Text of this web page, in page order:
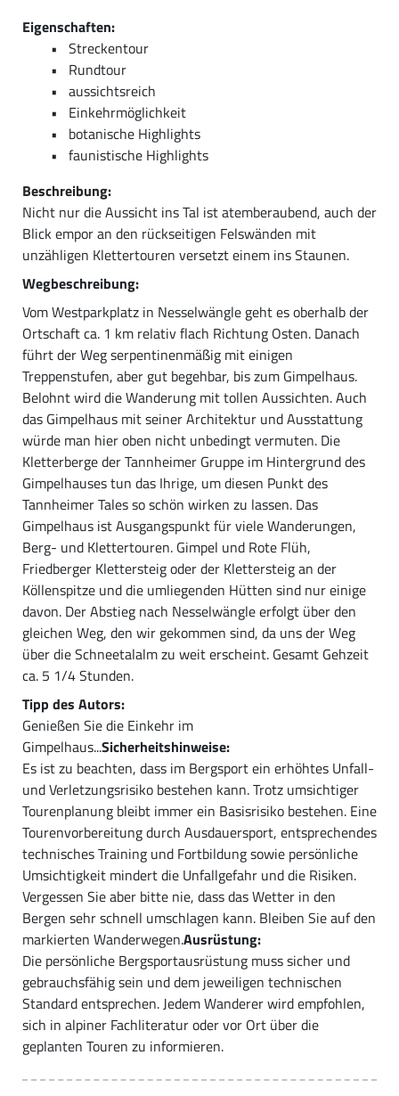
Eigenschaften:
Streckentour
Rundtour
aussichtsreich
Einkehrmöglichkeit
botanische Highlights
faunistische Highlights
Beschreibung:
Nicht nur die Aussicht ins Tal ist atemberaubend, auch der
Blick empor an den rückseitigen Felswänden mit
unzähligen Klettertouren versetzt einem ins Staunen.
Wegbeschreibung:
Vom Westparkplatz in Nesselwängle geht es oberhalb der
Ortschaft ca. 1 km relativ flach Richtung Osten. Danach
führt der Weg serpentinenmäßig mit einigen
Treppenstufen, aber gut begehbar, bis zum Gimpelhaus.
Belohnt wird die Wanderung mit tollen Aussichten. Auch
das Gimpelhaus mit seiner Architektur und Ausstattung
würde man hier oben nicht unbedingt vermuten. Die
Kletterberge der Tannheimer Gruppe im Hintergrund des
Gimpelhauses tun das Ihrige, um diesen Punkt des
Tannheimer Tales so schön wirken zu lassen. Das
Gimpelhaus ist Ausgangspunkt für viele Wanderungen,
Berg- und Klettertouren. Gimpel und Rote Flüh,
Friedberger Klettersteig oder der Klettersteig an der
Köllenspitze und die umliegenden Hütten sind nur einige
davon. Der Abstieg nach Nesselwängle erfolgt über den
gleichen Weg, den wir gekommen sind, da uns der Weg
über die Schneetalalm zu weit erscheint. Gesamt Gehzeit
ca. 5 1/4 Stunden.
Tipp des Autors:
Genießen Sie die Einkehr im
Gimpelhaus...Sicherheitshinweise:
Es ist zu beachten, dass im Bergsport ein erhöhtes Unfall-
und Verletzungsrisiko bestehen kann. Trotz umsichtiger
Tourenplanung bleibt immer ein Basisrisiko bestehen. Eine
Tourenvorbereitung durch Ausdauersport, entsprechendes
technisches Training und Fortbildung sowie persönliche
Umsichtigkeit mindert die Unfallgefahr und die Risiken.
Vergessen Sie aber bitte nie, dass das Wetter in den
Bergen sehr schnell umschlagen kann. Bleiben Sie auf den
markierten Wanderwegen.Ausrüstung:
Die persönliche Bergsportausrüstung muss sicher und
gebrauchsfähig sein und dem jeweiligen technischen
Standard entsprechen. Jedem Wanderer wird empfohlen,
sich in alpiner Fachliteratur oder vor Ort über die
geplanten Touren zu informieren.